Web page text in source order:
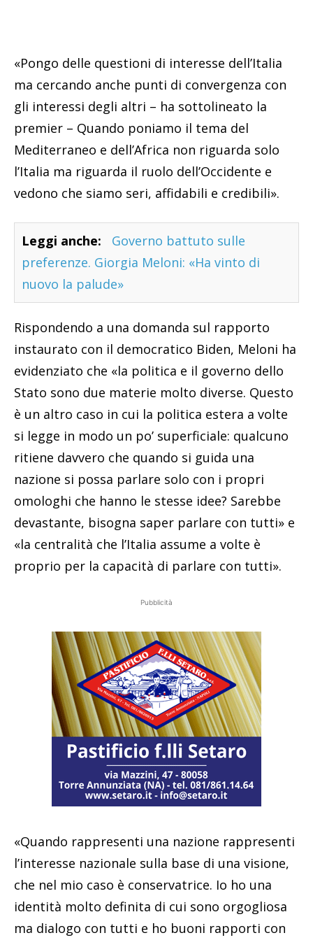
«Pongo delle questioni di interesse dell’Italia
ma cercando anche punti di convergenza con
gli interessi degli altri – ha sottolineato la
premier – Quando poniamo il tema del
Mediterraneo e dell’Africa non riguarda solo
l’Italia ma riguarda il ruolo dell’Occidente e
vedono che siamo seri, affidabili e credibili».
Leggi anche:
Governo battuto sulle
preferenze. Giorgia Meloni: «Ha vinto di
nuovo la palude»
Rispondendo a una domanda sul rapporto
instaurato con il democratico Biden, Meloni ha
evidenziato che «la politica e il governo dello
Stato sono due materie molto diverse. Questo
è un altro caso in cui la politica estera a volte
si legge in modo un po’ superficiale: qualcuno
ritiene davvero che quando si guida una
nazione si possa parlare solo con i propri
omologhi che hanno le stesse idee? Sarebbe
devastante, bisogna saper parlare con tutti» e
«la centralità che l’Italia assume a volte è
proprio per la capacità di parlare con tutti».
Pubblicità
«Quando rappresenti una nazione rappresenti
l’interesse nazionale sulla base di una visione,
che nel mio caso è conservatrice. Io ho una
identità molto definita di cui sono orgogliosa
ma dialogo con tutti e ho buoni rapporti con